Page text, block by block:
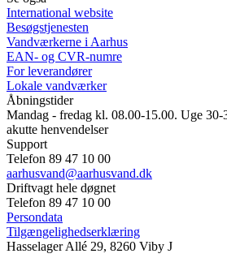
International website
Besøgstjenesten
Vandværkerne i Aarhus
EAN- og CVR-numre
For leverandører
Lokale vandværker
Åbningstider
Mandag - fredag kl. 08.00-15.00. Uge
akutte henvendelser
Support
Telefon 89 47 10 00
aarhusvand@aarhusvand.dk
Driftvagt hele døgnet
Telefon 89 47 10 00
Persondata
Tilgængelighedserklæring
Hasselager Allé 29, 8260 Viby J